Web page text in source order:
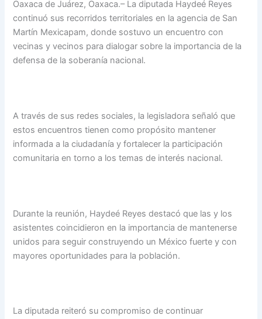
Oaxaca de Juárez, Oaxaca.– La diputada Haydeé Reyes
continuó sus recorridos territoriales en la agencia de San
Martín Mexicapam, donde sostuvo un encuentro con
vecinas y vecinos para dialogar sobre la importancia de la
defensa de la soberanía nacional.
A través de sus redes sociales, la legisladora señaló que
estos encuentros tienen como propósito mantener
informada a la ciudadanía y fortalecer la participación
comunitaria en torno a los temas de interés nacional.
Durante la reunión, Haydeé Reyes destacó que las y los
asistentes coincidieron en la importancia de mantenerse
unidos para seguir construyendo un México fuerte y con
mayores oportunidades para la población.
La diputada reiteró su compromiso de continuar